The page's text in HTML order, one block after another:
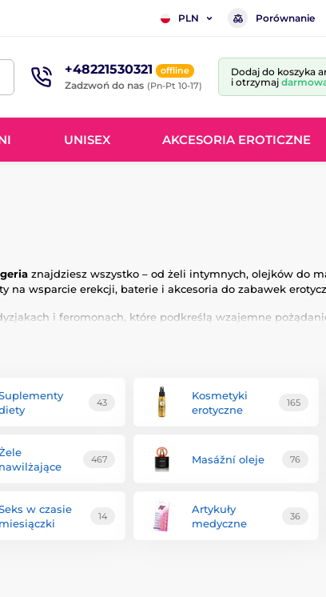
PLN Porównanie
+48221530321 offline
Zadzwoń do nas (Pn-Pt 10-17)
Dodaj do koszyka
i otrzymaj
UNISEX AKCESORIA EROTICZNE
znajdziesz wszystko – od żeli intymnych, olejków do
wsparcie erekcji, baterie i akcesoria do zabawek
i feromonach, które podkreślą wzajemne
intymne, a dzięki wyjątkowej roślinie z Amazonii
43
Kosmetyki
erotyczne
165
nawilżające
467 Masážní oleje 76
w czasie
miesiączki
14
Artykuły
medyczne
36